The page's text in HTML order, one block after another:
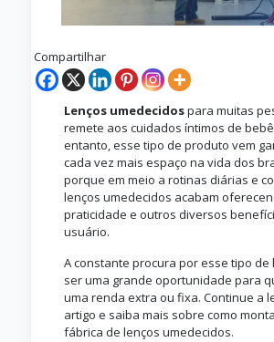
Compartilhar
Lenços umedecidospara muitas
remete aos cuidados íntimos de
entanto, esse tipo de produto vem
cada vez mais espaço na vida dos
porque em meio a rotinas diárias e
lenços umedecidos acabam
praticidade e outros diversos
usuário.
A constante procura por esse tipo de
ser uma grande oportunidade para
uma renda extra ou fixa. Continue a
artigo e saiba mais sobre como
fábrica de lenços umedecidos.